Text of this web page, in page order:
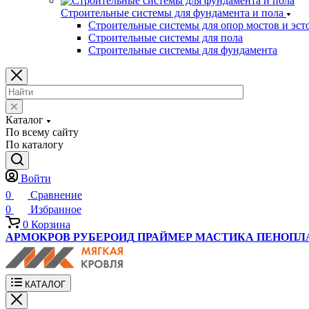
Строительные системы для фундамента и пола
Строительные системы для опор мостов и
Строительные системы для пола
Строительные системы для фундамента
Каталог
По всему сайту
По каталогу
Войти
0
Сравнение
0
Избранное
0 Корзина
АРМОКРОВ РУБЕРОИД ПРАЙМЕР МАСТИКА
КАТАЛОГ